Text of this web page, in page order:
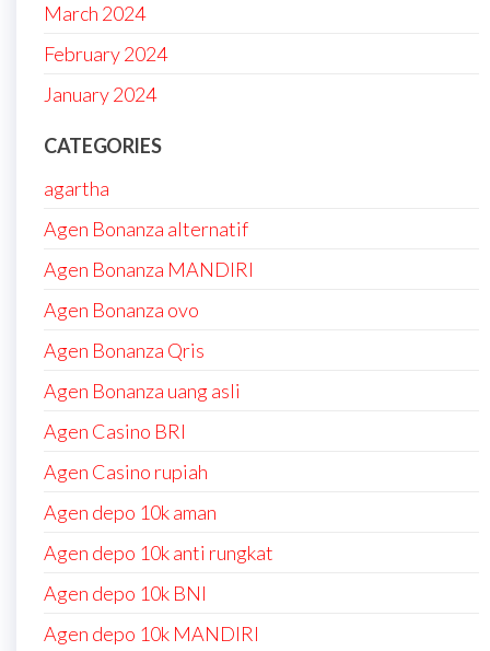
March 2024
February 2024
January 2024
CATEGORIES
agartha
Agen Bonanza alternatif
Agen Bonanza MANDIRI
Agen Bonanza ovo
Agen Bonanza Qris
Agen Bonanza uang asli
Agen Casino BRI
Agen Casino rupiah
Agen depo 10k aman
Agen depo 10k anti rungkat
Agen depo 10k BNI
Agen depo 10k MANDIRI